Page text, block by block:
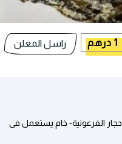
1 درهم راسل المعلن
مجموعة اخرى من الاحجار الفرعونية- خام يستعمل فى